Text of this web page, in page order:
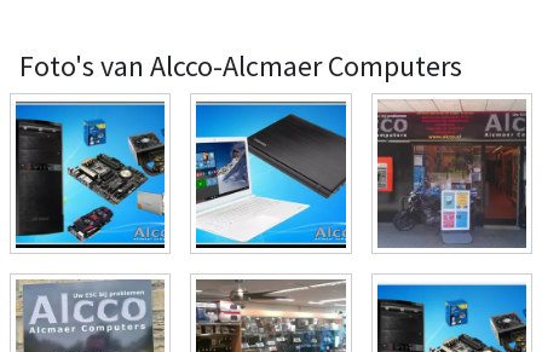
Foto's van Alcco-Alcmaer Computers